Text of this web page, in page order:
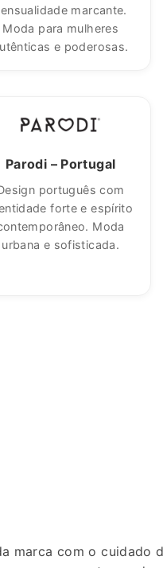
coleção
a novas
código
marcante.
Moda para mulheres
e poderosas.
Parodi – Portugal
português com
forte e espírito
Moda
urbana e sofisticada.
marca com o cuidado